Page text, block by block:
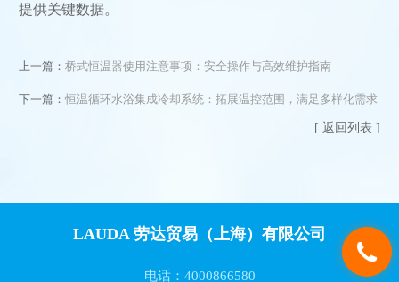
提供关键数据。‌
上一篇： 桥式恒温器使用注意事项：安全操作与高效维护指南
下一篇： 恒温循环水浴集成冷却系统：拓展温控范围，满足多样化需求
[ 返回列表 ]
LAUDA 劳达贸易（上海）有限公司
电话：4000866580